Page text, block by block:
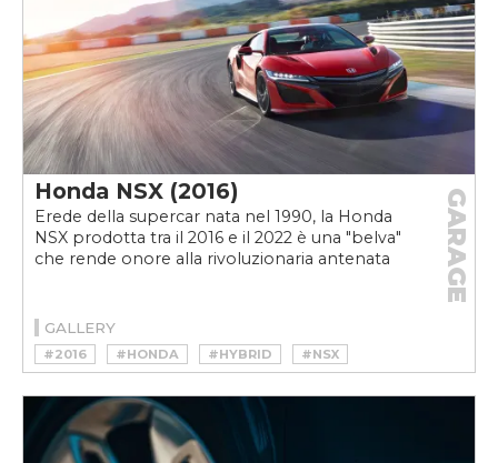
Honda NSX (2016)
Erede della supercar nata nel 1990, la Honda
NSX prodotta tra il 2016 e il 2022 è una "belva"
che rende onore alla rivoluzionaria antenata
GARAGE
GALLERY
#2016 #HONDA #HYBRID
#NSX
#SPORTSCAR
#SUPERCAR #V6